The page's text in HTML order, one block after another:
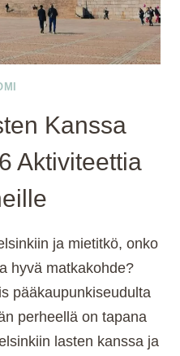
Kanssa
Aktiviteettia
ja mietitkö, onko
hyvä matkakohde?
pääkaupunkiseudulta
perheellä on tapana
lasten kanssa ja